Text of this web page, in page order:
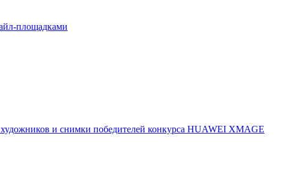
площадками
и снимки победителей конкурса HUAWEI XMAGE